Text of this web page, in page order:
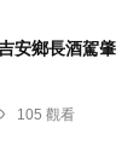
安鄉長酒駕肇
105 觀看